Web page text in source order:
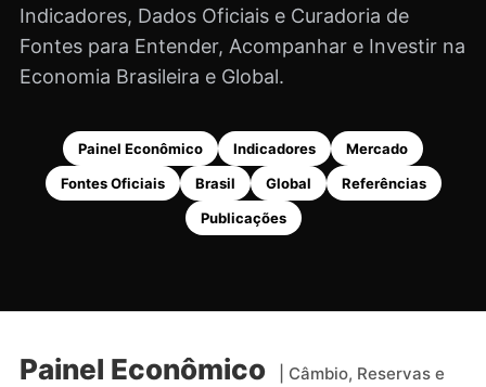
Indicadores, Dados Oficiais e Curadoria de
Fontes para Entender, Acompanhar e Investir na
Economia Brasileira e Global.
Painel Econômico Indicadores
Mercado
Fontes Oficiais
Brasil Global
Referências
Publicações
Painel Econômico
| Câmbio, Reservas e